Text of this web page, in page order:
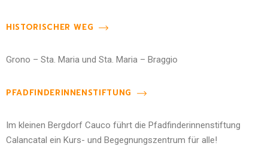
HISTORISCHER WEG
Grono – Sta. Maria und Sta. Maria – Braggio
PFADFINDERINNENSTIFTUNG
Im kleinen Bergdorf Cauco führt die Pfadfinderinnenstiftung
Calancatal ein Kurs- und Begegnungszentrum für alle!